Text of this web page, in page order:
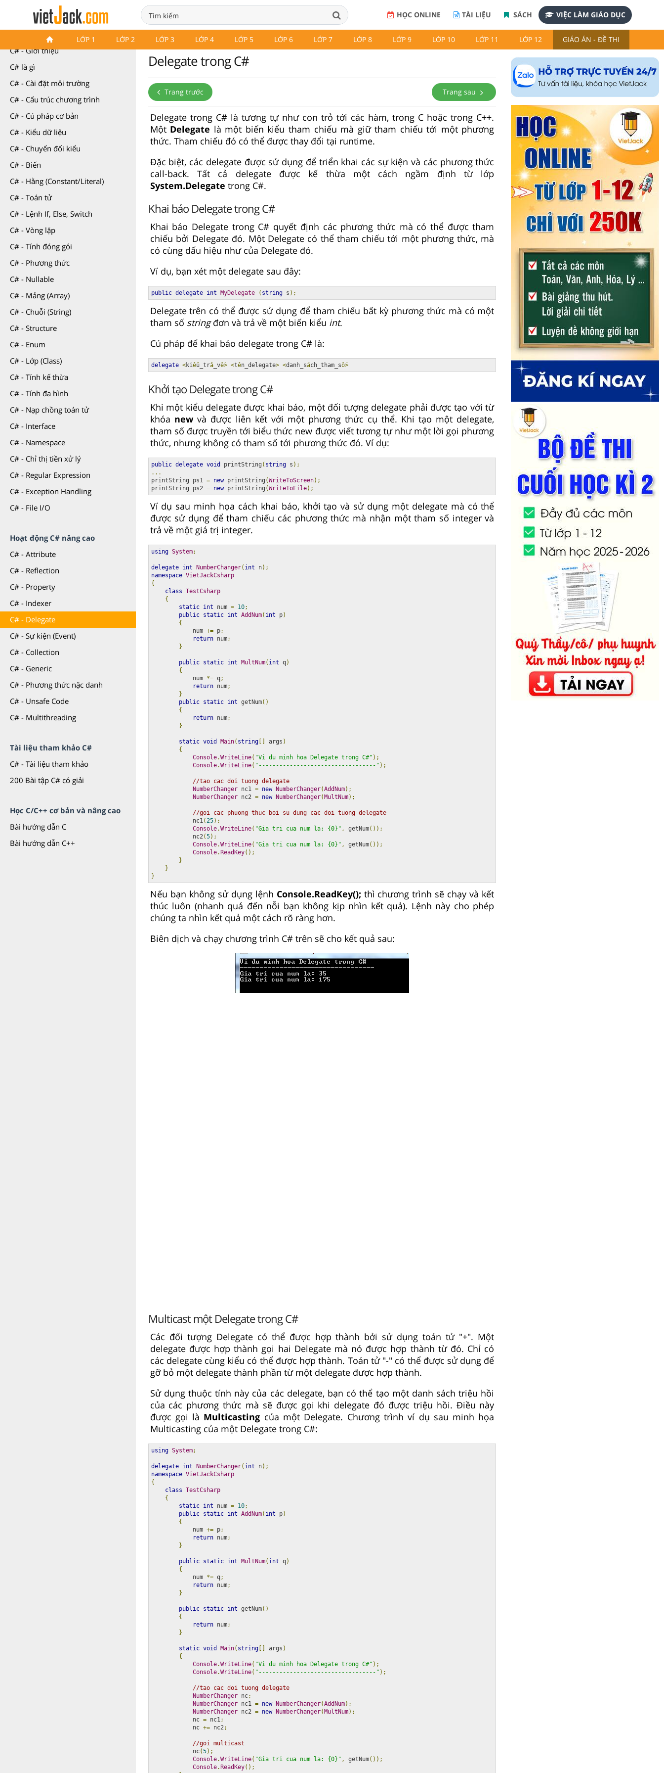
HỌC ONLINE TÀI LIỆU SÁCH VIỆC LÀM GIÁO DỤC
LỚP 1 LỚP 2 LỚP 3 LỚP 4 LỚP 5 LỚP 6 LỚP 7 LỚP 8 LỚP 9 LỚP 10 LỚP 11 LỚP 12 GIÁO ÁN - ĐỀ THI
Cơ bản về C#
C# - Giới thiệu
C# là gì
C# - Cài đặt môi trường
C# - Cấu trúc chương trình
C# - Cú pháp cơ bản
C# - Kiểu dữ liệu
C# - Chuyển đổi kiểu
C# - Biến
C# - Hằng (Constant/Literal)
C# - Toán tử
C# - Lệnh If, Else, Switch
C# - Vòng lặp
C# - Tính đóng gói
C# - Phương thức
C# - Nullable
C# - Mảng (Array)
C# - Chuỗi (String)
C# - Structure
C# - Enum
C# - Lớp (Class)
C# - Tính kế thừa
C# - Tính đa hình
C# - Nạp chồng toán tử
C# - Interface
C# - Namespace
C# - Chỉ thị tiền xử lý
C# - Regular Expression
C# - Exception Handling
C# - File I/O
Hoạt động C# nâng cao
C# - Attribute
C# - Reflection
C# - Property
C# - Indexer
C# - Delegate
C# - Sự kiện (Event)
C# - Collection
C# - Generic
C# - Phương thức nặc danh
C# - Unsafe Code
C# - Multithreading
Tài liệu tham khảo C#
C# - Tài liệu tham khảo
200 Bài tập C# có giải
Học C/C++ cơ bản và nâng cao
Bài hướng dẫn C
Bài hướng dẫn C++
Delegate trong C#
Trang trước Trang sau
Delegate trong C# là tương tự như con trỏ tới các hàm, trong C hoặc trong C++.
Một Delegate là một biến kiểu tham chiếu mà giữ tham chiếu tới một phương
thức. Tham chiếu đó có thể được thay đổi tại runtime.
Đặc biệt, các delegate được sử dụng để triển khai các sự kiện và các phương thức
call-back. Tất cả delegate được kế thừa một cách ngầm định từ lớp
System.Delegate trong C#.
Khai báo Delegate trong C#
Khai báo Delegate trong C# quyết định các phương thức mà có thể được tham
chiếu bởi Delegate đó. Một Delegate có thể tham chiếu tới một phương thức, mà
có cùng dấu hiệu như của Delegate đó.
Ví dụ, bạn xét một delegate sau đây:
public delegate int MyDelegate ( string s );
Delegate trên có thể được sử dụng để tham chiếu bất kỳ phương thức mà có một
tham số stringđơn và trả về một biến kiểu int.
Cú pháp để khai báo delegate trong C# là:
delegate <kiểu_trả _về> <tên_delegate> <danh_sách_tham_số>
Khởi tạo Delegate trong C#
Khi một kiểu delegate được khai báo, một đối tượng delegate phải được tạo với từ
khóa newvà được liên kết với một phương thức cụ thể. Khi tạo một delegate,
tham số được truyền tới biểu thức new được viết tương tự như một lời gọi phương
thức, nhưng không có tham số tới phương thức đó. Ví dụ:
public delegate void printString ( string s );
...
printString ps1 = new printString (WriteToScreen);
printString ps2 = new printString (WriteToFile);
Ví dụ sau minh họa cách khai báo, khởi tạo và sử dụng một delegate mà có thể
được sử dụng để tham chiếu các phương thức mà nhận một tham số integer và
trả về một giá trị integer.
using System;
delegate int NumberChanger( int n);
namespace VietJackCsharp
{
class TestCsharp
{
static int num = 10;
public static int AddNum( int p)
{
            num
+= p;
return num;
}
public static int MultNum( int q)
{
            num
*= q;
return num;
}
public static int getNum()
{
return num;
}
static void Main( string [] args )
{
Console.WriteLine( "Vi du minh hoa Delegate trong C#" );
Console.WriteLine( "----------------------------------" );
//tao cac doi tuong delegate
NumberChanger nc1 = new NumberChanger(AddNum);
NumberChanger nc2 = new NumberChanger(MultNum);
//goi cac phuong thuc boi su dung cac doi tuong delegate
            nc1
( 25);
Console.WriteLine( "Gia tri cua num la: {0}" , getNum());
            nc2
(5);
Console.WriteLine( "Gia tri cua num la: {0}" , getNum());
Console.ReadKey();
}
}
}
Nếu bạn không sử dụng lệnh Console.ReadKey(); thì chương trình sẽ chạy và kết
thúc luôn (nhanh quá đến nỗi bạn không kịp nhìn kết quả). Lệnh này cho phép
chúng ta nhìn kết quả một cách rõ ràng hơn.
Biên dịch và chạy chương trình C# trên sẽ cho kết quả sau:
Multicast một Delegate trong C#
Các đối tượng Delegate có thể được hợp thành bởi sử dụng toán tử "+". Một
delegate được hợp thành gọi hai Delegate mà nó được hợp thành từ đó. Chỉ có
các delegate cùng kiểu có thể được hợp thành. Toán tử "-" có thể được sử dụng để
gỡ bỏ một delegate thành phần từ một delegate được hợp thành.
Sử dụng thuộc tính này của các delegate, bạn có thể tạo một danh sách triệu hồi
của các phương thức mà sẽ được gọi khi delegate đó được triệu hồi. Điều này
được gọi là Multicasting của một Delegate. Chương trình ví dụ sau minh họa
Multicasting của một Delegate trong C#:
using System;
delegate int NumberChanger( int n);
namespace VietJackCsharp
{
class TestCsharp
{
static int num = 10;
public static int AddNum( int p)
{
            num
+= p;
return num;
}
public static int MultNum( int q)
{
            num
*= q;
return num;
}
public static int getNum()
{
return num;
}
static void Main( string [] args )
{
Console.WriteLine( "Vi du minh hoa Delegate trong C#" );
Console.WriteLine( "----------------------------------" );
//tao cac doi tuong delegate
NumberChanger nc;
NumberChanger nc1 = new NumberChanger(AddNum);
NumberChanger nc2 = new NumberChanger(MultNum);
            nc
= nc1 ;
            nc
+= nc2 ;
//goi multicast
            nc
(5);
Console.WriteLine( "Gia tri cua num la: {0}" , getNum());
Console.ReadKey();